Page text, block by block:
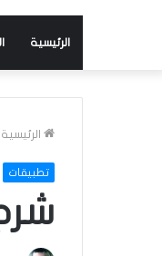
الرئيسية
الرئيسية
تطبيقات